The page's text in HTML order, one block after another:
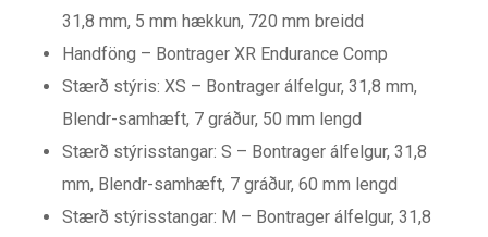
31,8 mm, 5 mm hækkun, 720 mm breidd
Handföng – Bontrager XR Endurance Comp
Stærð stýris: XS – Bontrager álfelgur, 31,8 mm,
Blendr-samhæft, 7 gráður, 50 mm lengd
Stærð stýrisstangar: S – Bontrager álfelgur, 31,8
mm, Blendr-samhæft, 7 gráður, 60 mm lengd
Stærð stýrisstangar: M – Bontrager álfelgur, 31,8